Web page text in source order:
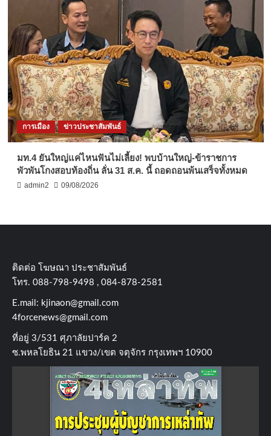
การเมือง ข่าวประชาสัมพันธ์
มท.4 ยันใหญ่แค่ไหนฟันไม่เลี้ยง! พบบ้านใหญ่-ข้าราชการ
พัวพันโกงสอบท้องถิ่น ลั่น 31 ส.ค. นี้ ถอดถอนพ้นเสร็จทั้งหมด
admin2 09/08/2026
ติดต่อ​ โฆษณา​ ประชาสัมพันธ์
โทร​. 088-798-9498 , 084-878-2581
E.mail: kjinaon@gmail.com
4forcenews@gmail.com
ที่อยู่​ 3/531​ ศุภาลัยปาร์ค​ 2
ซ.พหลโยธิน​ 21​ แขวง/เขต​ จตุจักร​ กรุงเทพฯ 10900